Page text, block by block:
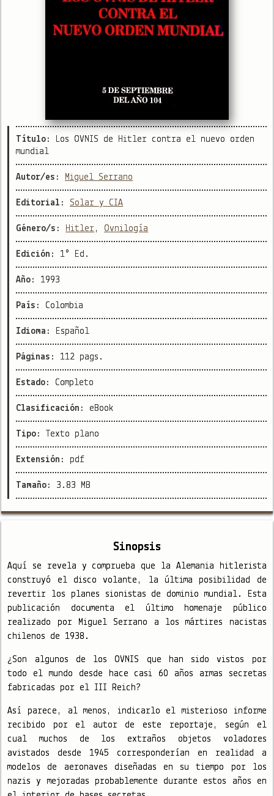
Título:
Los OVNIS de Hitler contra el nuevo orden
mundial
Autor/es: Miguel Serrano
Editorial: Solar y CIA
Género/s: Hitler, Ovnilogía
Edición: 1° Ed.
Año: 1993
País: Colombia
Idioma: Español
Páginas: 112 pags.
Estado: Completo
Clasificación: eBook
Tipo: Texto plano
Extensión: pdf
Tamaño: 3.83 MB
Sinopsis
Aquí se revela y comprueba que la Alemania hitlerista
construyó el disco volante, la última posibilidad de
revertir los planes sionistas de dominio mundial. Esta
publicación documenta el último homenaje público
realizado por Miguel Serrano a los mártires nacistas
chilenos de 1938.
¿Son algunos de los OVNIS que han sido vistos por
todo el mundo desde hace casi 60 años armas secretas
fabricadas por el III Reich?
Así parece, al menos, indicarlo el misterioso informe
recibido por el autor de este reportaje, según el
cual muchos de los extraños objetos voladores
avistados desde 1945 corresponderían en realidad a
modelos de aeronaves diseñadas en su tiempo por los
nazis y mejoradas probablemente durante estos años en